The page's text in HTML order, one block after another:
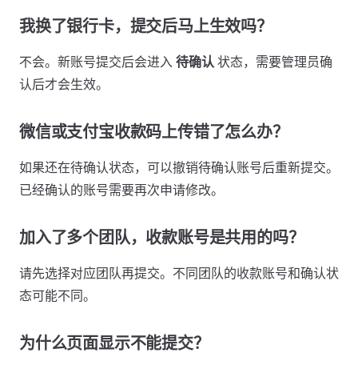
我换了银行卡，提交后马上生效吗？
不会。新账号提交后会进入 待确认 状态，需要管理员确
认后才会生效。
微信或支付宝收款码上传错了怎么办？
如果还在待确认状态，可以撤销待确认账号后重新提交。
已经确认的账号需要再次申请修改。
加入了多个团队，收款账号是共用的吗？
请先选择对应团队再提交。不同团队的收款账号和确认状
态可能不同。
为什么页面显示不能提交？